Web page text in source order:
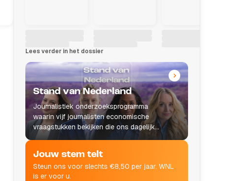
Lees verder in het dossier
Stand van Nederland
Journalistiek onderzoeksprogramma
waarin vijf journalisten economische
vraagstukken bekijken die ons dagelijks
leven raken.
Jouw stem telt
Steun ons voor slechts €8,50 per jaar. WNL
is er voor u.